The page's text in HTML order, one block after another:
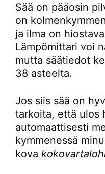
Sää on pääosin
on
ja ilma on
Lämpömittari voi
mutta säätiedot
38 asteelta.
Jos siis sää on
tarkoita, että ulos
automaattisesti
kymmenessä
kova